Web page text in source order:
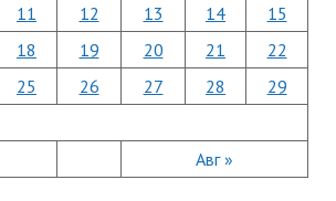
Авг »
11 12 13 14
15
18 19 20 21
22
25 26 27 28
29